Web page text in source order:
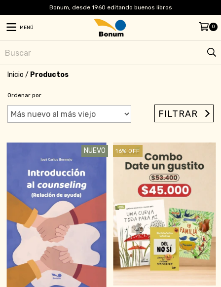
Bonum, desde 1960 editando buenos libros
MENÚ 0
Inicio / Productos
Ordenar por
FILTRAR
NUEVO 16% OFF